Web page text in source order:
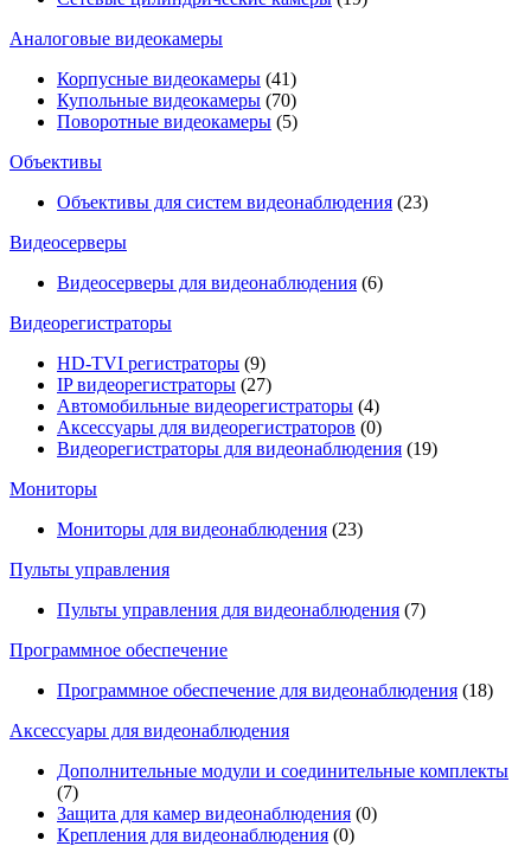
Аналоговые видеокамеры
Корпусные видеокамеры (41)
Купольные видеокамеры (70)
Поворотные видеокамеры (5)
Объективы
Объективы для систем видеонаблюдения (23)
Видеосерверы
Видеосерверы для видеонаблюдения (6)
Видеорегистраторы
HD-TVI регистраторы (9)
IP видеорегистраторы (27)
Автомобильные видеорегистраторы (4)
Аксессуары для видеорегистраторов (0)
Видеорегистраторы для видеонаблюдения (19)
Мониторы
Мониторы для видеонаблюдения (23)
Пульты управления
Пульты управления для видеонаблюдения (7)
Программное обеспечение
Программное обеспечение для видеонаблюдения (18)
Аксессуары для видеонаблюдения
Дополнительные модули и соединительные комплекты
(7)
Защита для камер видеонаблюдения (0)
Крепления для видеонаблюдения (0)